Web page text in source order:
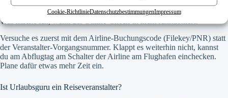
Cookie-RichtlinieDatenschutzbestimmungenImpressum
Was mache ich, wenn der Online-Check-in nicht funktioniert?
Versuche es zuerst mit dem Airline-Buchungscode (Filekey/PNR) statt
der Veranstalter-Vorgangsnummer. Klappt es weiterhin nicht, kannst
du am Abflugtag am Schalter der Airline am Flughafen einchecken.
Plane dafür etwas mehr Zeit ein.
Ist Urlaubsguru ein Reiseveranstalter?